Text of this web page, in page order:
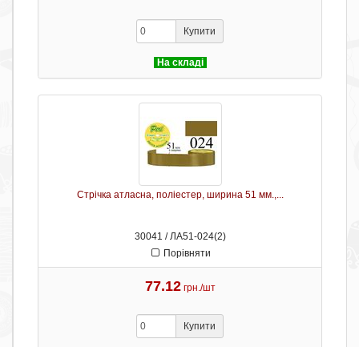
Купити
На складі
Стрічка атласна, поліестер, ширина 51 мм.,...
30041 / ЛА51-024(2)
Порівняти
77.12 грн./шт
Купити